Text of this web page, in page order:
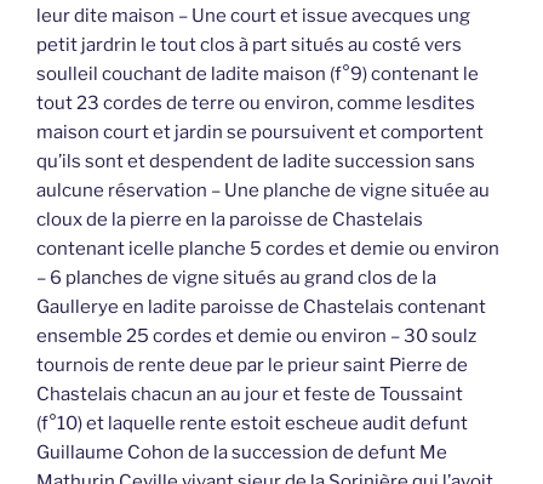
leur dite maison – Une court et issue avecques ung
petit jardrin le tout clos à part situés au costé vers
soulleil couchant de ladite maison (f°9) contenant le
tout 23 cordes de terre ou environ, comme lesdites
maison court et jardin se poursuivent et comportent
qu’ils sont et despendent de ladite succession sans
aulcune réservation – Une planche de vigne située au
cloux de la pierre en la paroisse de Chastelais
contenant icelle planche 5 cordes et demie ou environ
– 6 planches de vigne situés au grand clos de la
Gaullerye en ladite paroisse de Chastelais contenant
ensemble 25 cordes et demie ou environ – 30 soulz
tournois de rente deue par le prieur saint Pierre de
Chastelais chacun an au jour et feste de Toussaint
(f°10) et laquelle rente estoit escheue audit defunt
Guillaume Cohon de la succession de defunt Me